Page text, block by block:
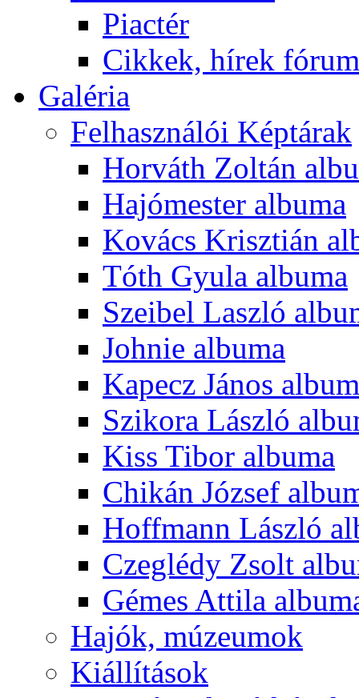
Piactér
Cikkek, hírek
Galéria
Felhasználói Képtárak
Horváth Zoltán
Hajómester albuma
Kovács Krisztián
Tóth Gyula albuma
Szeibel Laszló
Johnie albuma
Kapecz János
Szikora László
Kiss Tibor albuma
Chikán József
Hoffmann László
Czeglédy Zsolt
Gémes Attila
Hajók, múzeumok
Kiállítások